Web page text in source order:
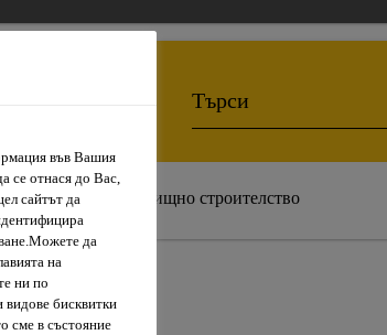
Каталог Жилищно строителство
във Вашия
се отнася до Вас,
сайтът да
да
на
ни по
видове бисквитки
сме в състояние